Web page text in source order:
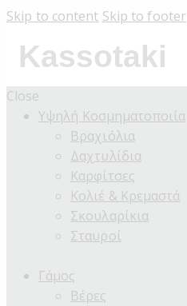
Skip to content Skip to footer
Kassotaki
Close
Υψηλή Κοσμηματοποιία
Βραχιόλια
Δαχτυλίδια
Καρφίτσες
Κολιέ & Κρεμαστά
Σκουλαρίκια
Σταυροί
Γάμος
Βέρες